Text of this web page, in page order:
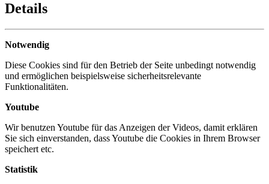
Details
Notwendig
Diese Cookies sind für den Betrieb der Seite unbedingt notwendig
und ermöglichen beispielsweise sicherheitsrelevante
Funktionalitäten.
Youtube
Wir benutzen Youtube für das Anzeigen der Videos, damit erklären
Sie sich einverstanden, dass Youtube die Cookies in Ihrem Browser
speichert etc.
Statistik